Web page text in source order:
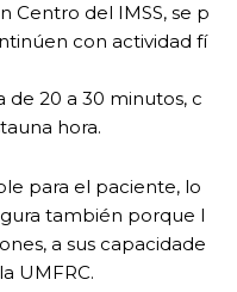
Centro del IMSS, se p
con actividad fí
de 20 a 30 minutos, c
hora.
para el paciente, lo
también porque l
a sus capacidade
UMFRC.